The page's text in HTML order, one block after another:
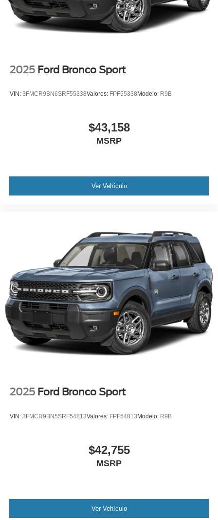
2025 Ford Bronco Sport
VIN: 3FMCR9BN6SRF55338Valores: FPF55338Modelo: R9B
$43,158
MSRP
Ver Vehículo
2025 Ford Bronco Sport
VIN: 3FMCR9BN5SRF54813Valores: FPF54813Modelo: R9B
$42,755
MSRP
Ver Vehículo